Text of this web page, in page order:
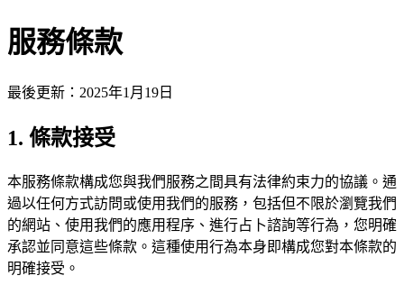
服務條款
最後更新：2025年1月19日
1. 條款接受
本服務條款構成您與我們服務之間具有法律約束力的協議。通
過以任何方式訪問或使用我們的服務，包括但不限於瀏覽我們
的網站、使用我們的應用程序、進行占卜諮詢等行為，您明確
承認並同意這些條款。這種使用行為本身即構成您對本條款的
明確接受。